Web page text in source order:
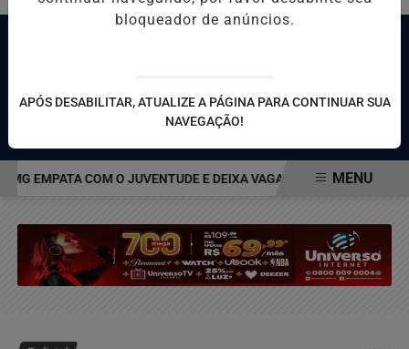
EMPATA COM O JUVENTUDE E DEIXA VAGA NAS QUARTAS DA
MENU
bloqueador de anúncios.
APÓS DESABILITAR, ATUALIZE A PÁGINA PARA CONTINUAR SUA
NAVEGAÇÃO!